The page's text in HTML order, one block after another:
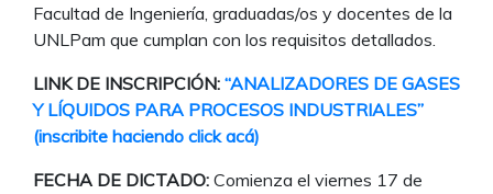
Facultad de Ingeniería, graduadas/os y docentes de la
UNLPam que cumplan con los requisitos detallados.
LINK DE INSCRIPCIÓN: “ANALIZADORES DE GASES
Y LÍQUIDOS PARA PROCESOS INDUSTRIALES”
(inscribite haciendo click acá)
FECHA DE DICTADO: Comienza el viernes 17 de